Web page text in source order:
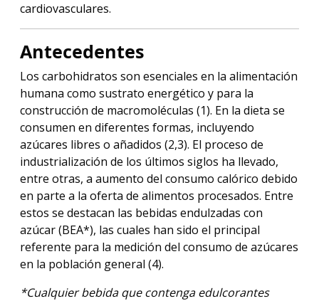
cardiovasculares.
Antecedentes
Los carbohidratos son esenciales en la alimentación
humana como sustrato energético y para la
construcción de macromoléculas (1). En la dieta se
consumen en diferentes formas, incluyendo
azúcares libres o añadidos (2,3). El proceso de
industrialización de los últimos siglos ha llevado,
entre otras, a aumento del consumo calórico debido
en parte a la oferta de alimentos procesados. Entre
estos se destacan las bebidas endulzadas con
azúcar (BEA*), las cuales han sido el principal
referente para la medición del consumo de azúcares
en la población general (4).
*Cualquier bebida que contenga edulcorantes